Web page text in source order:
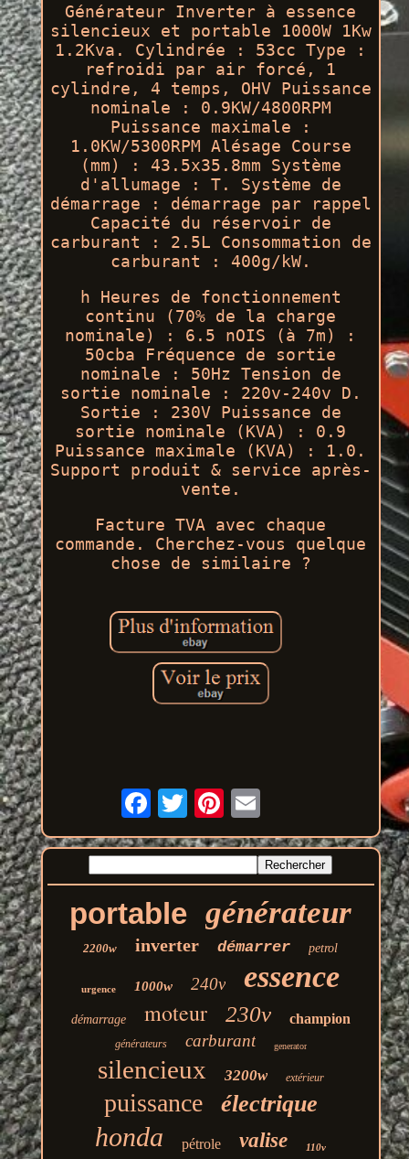
Générateur Inverter à essence
silencieux et portable 1000W 1Kw
1.2Kva. Cylindrée : 53cc Type :
refroidi par air forcé, 1
cylindre, 4 temps, OHV Puissance
nominale : 0.9KW/4800RPM
Puissance maximale :
1.0KW/5300RPM Alésage Course
(mm) : 43.5x35.8mm Système
d'allumage : T. Système de
démarrage : démarrage par rappel
Capacité du réservoir de
carburant : 2.5L Consommation de
carburant : 400g/kW.
h Heures de fonctionnement
continu (70% de la charge
nominale) : 6.5 nOIS (à 7m) :
50cba Fréquence de sortie
nominale : 50Hz Tension de
sortie nominale : 220v-240v D.
Sortie : 230V Puissance de
sortie nominale (KVA) : 0.9
Puissance maximale (KVA) : 1.0.
Support produit & service après-
vente.
Facture TVA avec chaque
commande. Cherchez-vous quelque
chose de similaire ?
portable générateur
2200w inverter démarrer petrol
urgence 1000w 240v essence
démarrage moteur 230v champion
générateurs carburant generator
silencieux 3200w extérieur
puissance électrique
honda pétrole valise 110v